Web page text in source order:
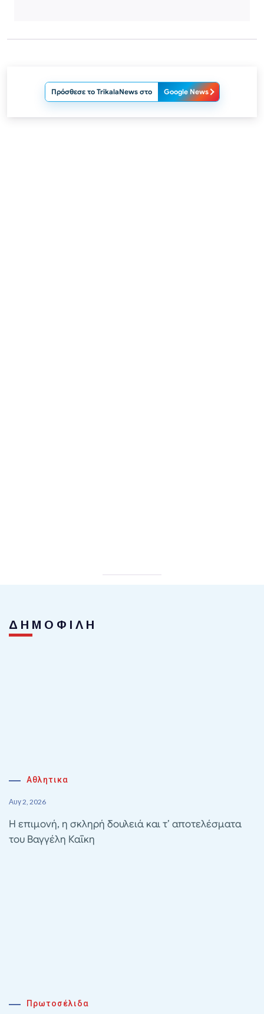
Πρόσθεσε το TrikalaNews στο Google News
ΔΗΜΟΦΙΛΗ
Αθλητικα
Αυγ 2, 2026
Η επιμονή, η σκληρή δουλειά και τ’ αποτελέσματα
του Βαγγέλη Καΐκη
Πρωτοσέλιδα